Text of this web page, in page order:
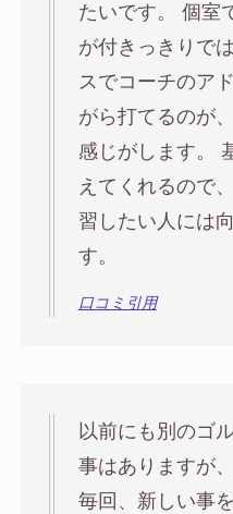
たいです。 個室
が付きっきりで
スでコーチのア
がら打てるのが
感じがします。
えてくれるので
習したい人には
す。
口コミ引用
以前にも別のゴ
事はありますが
毎回、新しい事